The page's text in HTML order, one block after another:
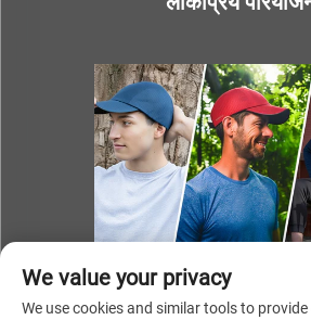
We value your privacy
We use cookies and similar tools to